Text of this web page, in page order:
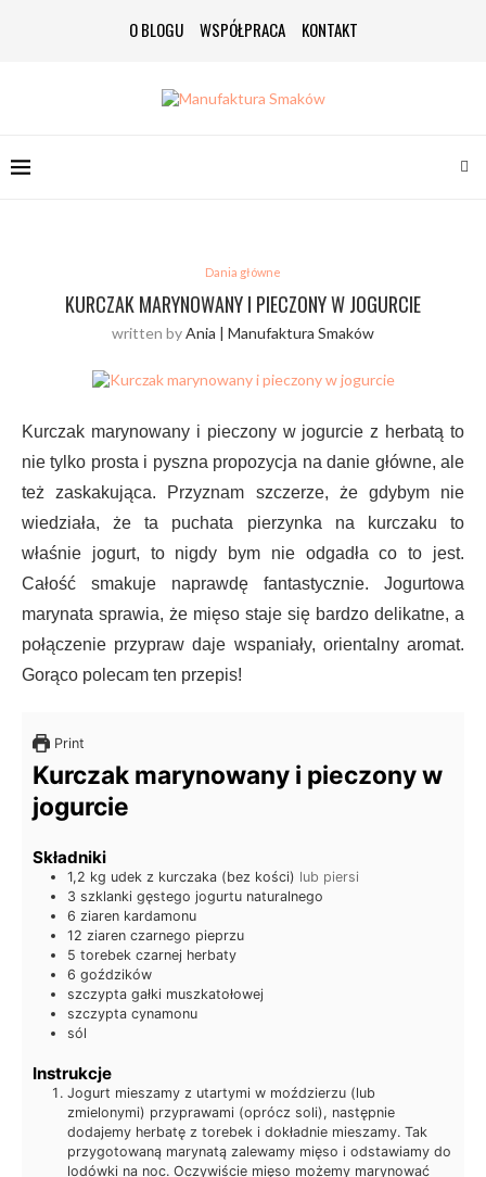
O BLOGU WSPÓŁPRACA KONTAKT
Dania główne
KURCZAK MARYNOWANY I PIECZONY W JOGURCIE
written byAnia | Manufaktura Smaków
Kurczak marynowany i pieczony w jogurcie z herbatą to
nie tylko prosta i pyszna propozycja na danie główne, ale
też zaskakująca. Przyznam szczerze, że gdybym nie
wiedziała, że ta puchata pierzynka na kurczaku to
właśnie jogurt, to nigdy bym nie odgadła co to jest.
Całość smakuje naprawdę fantastycznie. Jogurtowa
marynata sprawia, że mięso staje się bardzo delikatne, a
połączenie przypraw daje wspaniały, orientalny aromat.
Gorąco polecam ten przepis!
Print
Kurczak marynowany i pieczony w
jogurcie
Składniki
1,2 kg udek z kurczaka (bez kości) lub piersi
3 szklanki gęstego jogurtu naturalnego
6 ziaren kardamonu
12 ziaren czarnego pieprzu
5 torebek czarnej herbaty
6 goździków
szczypta gałki muszkatołowej
szczypta cynamonu
sól
Instrukcje
Jogurt mieszamy z utartymi w moździerzu (lub
zmielonymi) przyprawami (oprócz soli), następnie
dodajemy herbatę z torebek i dokładnie mieszamy. Tak
przygotowaną marynatą zalewamy mięso i odstawiamy do
lodówki na noc. Oczywiście mięso możemy marynować